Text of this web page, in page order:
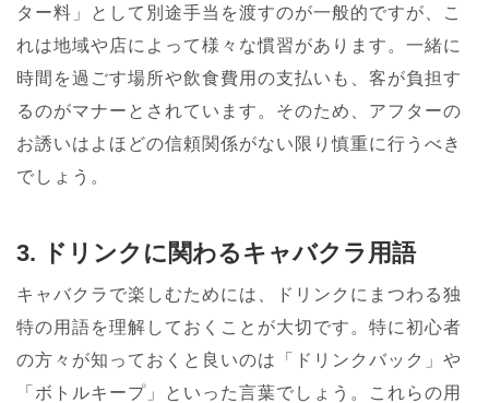
ター料」として別途手当を渡すのが一般的ですが、こ
れは地域や店によって様々な慣習があります。一緒に
時間を過ごす場所や飲食費用の支払いも、客が負担す
るのがマナーとされています。そのため、アフターの
お誘いはよほどの信頼関係がない限り慎重に行うべき
でしょう。
3. ドリンクに関わるキャバクラ用語
キャバクラで楽しむためには、ドリンクにまつわる独
特の用語を理解しておくことが大切です。特に初心者
の方々が知っておくと良いのは「ドリンクバック」や
「ボトルキープ」といった言葉でしょう。これらの用